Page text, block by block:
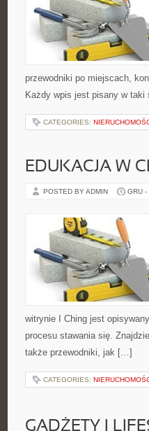
przewodniki po miejscach,
Każdy wpis jest pisany w
CATEGORIES:
EDUKACJA W
POSTED BY ADMIN GRU -
witrynie I Ching jest
procesu stawania się.
także przewodniki, jak […]
CATEGORIES:
GADŻETY I